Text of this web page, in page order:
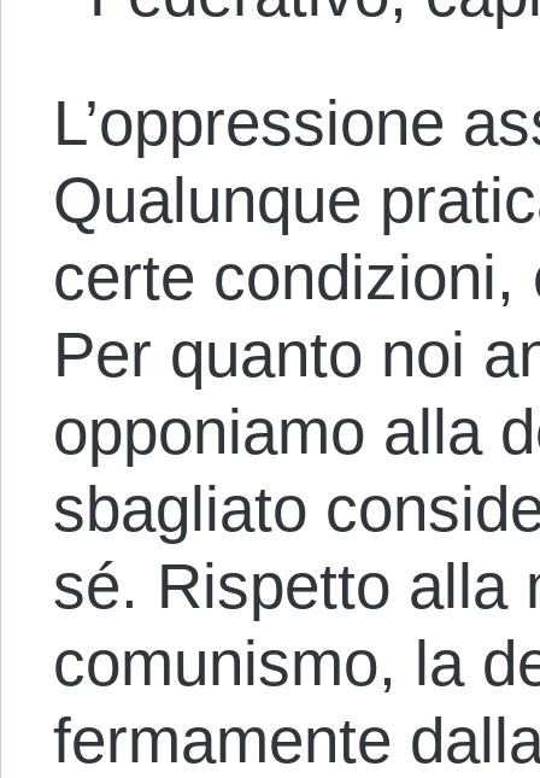
L’oppressione
Qualunque
certe condizioni,
Per quanto noi
opponiamo alla
sbagliato
sé. Rispetto alla
comunismo, la
fermamente